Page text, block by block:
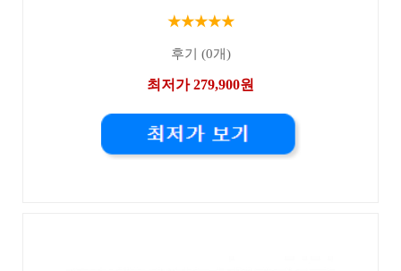
★★★★★
후기 (0개)
최저가 279,900원